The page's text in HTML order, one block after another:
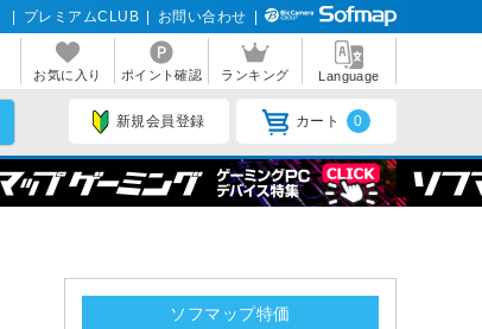
プレミアムCLUB お問い合わせ
お気に入り ポイント確認 ランキング Language
新規会員登録 カート 0
ソフマップ特価